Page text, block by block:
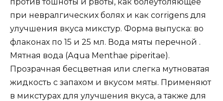
при невралгических болях и как соrrigens для
улучшения вкуса микстур. Форма выпуска: во
флаконах по 15 и 25 мл. Вода мяты перечной .
Мятная вода (Аquа Меnthае рiреritае).
Прозрачная бесцветная или слегка мутноватая
жидкость с запахом и вкусом мяты. Применяют
в микстурах для улучшения вкуса, а также для